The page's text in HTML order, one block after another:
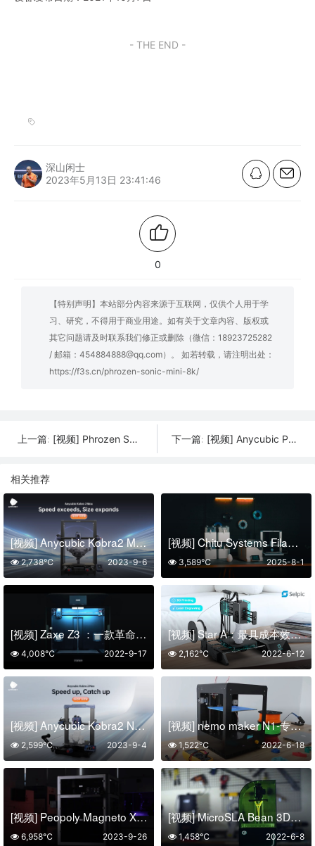
- THE END -
深山闲士
2023年5月13日 23:41:46
0
【特别声明】本站部分内容来源于互联网，仅供个人用于学
习、研究，不得用于商业用途。如有关于文章内容、版权或
其它问题请及时联系我们修正或删除（微信：18923725282
/ 邮箱：454884888@qq.com）。 如若转载，请注明出处：
https://f3s.cn/phrozen-sonic-mini-8k/
上一篇: [视频] Phrozen Sonic Mighty 8K 10寸 LCD 光固化3D打印机 下一篇: [视频] Anycubic Photon Mono M5s 10.1寸12K LCD光固化3D打印机 | 免调平 | 快3倍
相关推荐
[视频] Anycubic Kobra2 Max：高速巨舰 88L打印体积 智能且易用
2023-9-6
2,738℃
[视频] Chitu Systems FilaPartner E1线材干燥机：2个腔体4个线轴
2025-8-1
3,589℃
[视频] Zaxe Z3 ：一款革命性的3D打印机
2022-9-17
4,008℃
[视频] Star A：最具成本效益的多功能 3D打印机
2022-6-12
2,162℃
[视频] Anycubic Kobra2 Neo：最佳入门级高速FDM 3D打印机
2023-9-4
2,599℃
[视频] nemo maker N1-专业桌面3D打印机
2022-6-18
1,522℃
[视频] Peopoly Magneto X: 首款配备磁力直线电机系统的桌面FFF 3D打印机高达800mm/s
2023-9-26
6,958℃
[视频] MicroSLA Bean 3D打印机: 终极消费者LCD光固化 3D打印机
2022-6-8
1,458℃